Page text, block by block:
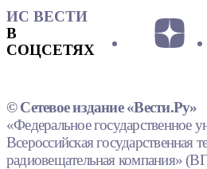
ИС ВЕСТИ
В
СОЦСЕТЯХ
© Сетевое издание «Вести.Ру»
«Федеральное государственное
Всероссийская государственная
радиовещательная компания»